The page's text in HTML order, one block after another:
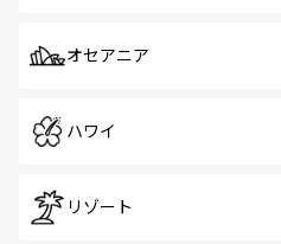
オセアニア
ハワイ
リゾート